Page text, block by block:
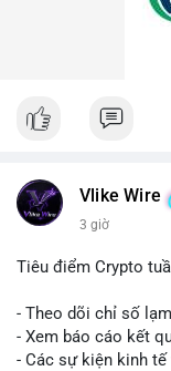
Vlike Wire
3 giờ
Tiêu điểm Crypto
- Theo dõi chỉ số
- Xem báo cáo kết
- Các sự kiện kinh